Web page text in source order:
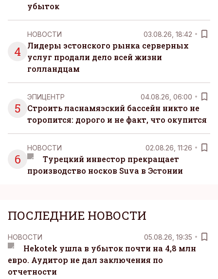
убыток
4
НОВОСТИ 03.08.26, 18:42
Лидеры эстонского рынка серверных
услуг продали дело всей жизни
голландцам
5
ЭПИЦЕНТР 04.08.26, 06:00
Строить ласнамяэский бассейн никто не
торопится: дорого и не факт, что окупится
6
НОВОСТИ 02.08.26, 11:26
Турецкий инвестор прекращает
производство носков Suva в Эстонии
ПОСЛЕДНИЕ НОВОСТИ
НОВОСТИ 05.08.26, 19:35
Hekotek ушла в убыток почти на 4,8 млн
евро. Аудитор не дал заключения по
отчетности